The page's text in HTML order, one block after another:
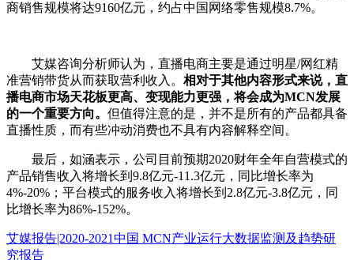
商销售规模将达9160亿元，约占中国网络零售规模8.7%。
艾媒咨询分析师认为，直播电商主要是通过明星/网红精
准营销带货从而获取营利收入。 相对于其他内容形式来说，直
播电商市场天花板更高、变现能力更强，将会成为MCN发展
的一个重要方向。 但值得注意的是，并不是所有的产品都具备
直播性质，而有些冲动消费也不具有内容解释空间。
最后，如涵表示，公司目前预期2020财年全年自营模式的
产品销售收入将增长到9.8亿元-11.3亿元，同比增长率为
4%-20%；平台模式的服务收入将增长到2.8亿元-3.8亿元，同
比增长率为86%-152%。
艾媒报告|2020-2021中国 MCN产业运行大数据监测及趋势研
究报告